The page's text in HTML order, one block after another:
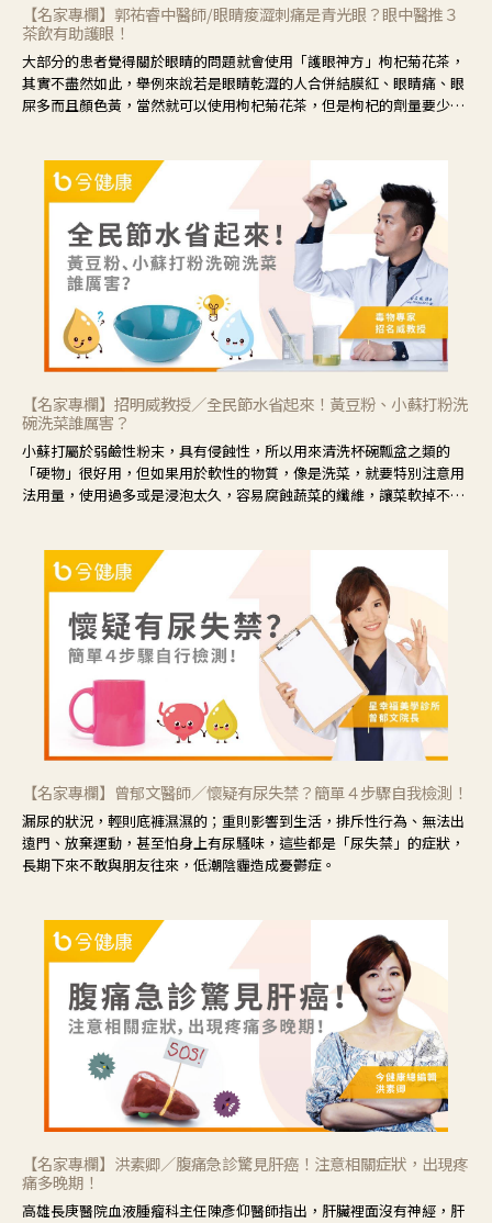
【名家專欄】郭祐睿中醫師/眼睛痠澀刺痛是青光眼？眼中醫推３
茶飲有助護眼！
大部分的患者覺得關於眼睛的問題就會使用「護眼神方」枸杞菊花茶，
其實不盡然如此，舉例來說若是眼睛乾澀的人合併結膜紅、眼睛痛、眼
屎多而且顏色黃，當然就可以使用枸杞菊花茶，但是枸杞的劑量要少，
候就要使用菊花、金銀花來治療；假如單純的眼睛乾澀，結膜沒有紅，
眼睛周圍沒有眼屎，這種情況是屬於「陰虛」，就可以使用枸杞、蓮
藕、麥門冬、山藥等比較滋潤的藥材，效果就更顯著。
【名家專欄】招明威教授／全民節水省起來！黃豆粉、小蘇打粉洗
碗洗菜誰厲害？
小蘇打屬於弱鹼性粉末，具有侵蝕性，所以用來清洗杯碗瓢盆之類的
「硬物」很好用，但如果用於軟性的物質，像是洗菜，就要特別注意用
法用量，使用過多或是浸泡太久，容易腐蝕蔬菜的纖維，讓菜軟掉不清
【名家專欄】曾郁文醫師／懷疑有尿失禁？簡單４步驟自我檢測！
漏尿的狀況，輕則底褲濕濕的；重則影響到生活，排斥性行為、無法出
遠門、放棄運動，甚至怕身上有尿騷味，這些都是「尿失禁」的症狀，
長期下來不敢與朋友往來，低潮陰霾造成憂鬱症。
【名家專欄】洪素卿／腹痛急診驚見肝癌！注意相關症狀，出現疼
痛多晚期！
高雄長庚醫院血液腫瘤科主任陳彥仰醫師指出，肝臟裡面沒有神經，肝